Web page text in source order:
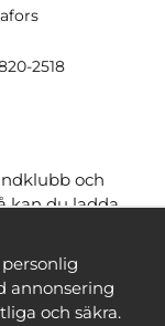
2518
och
kan du ladda
ser vilka som
annonsering
och säkra.